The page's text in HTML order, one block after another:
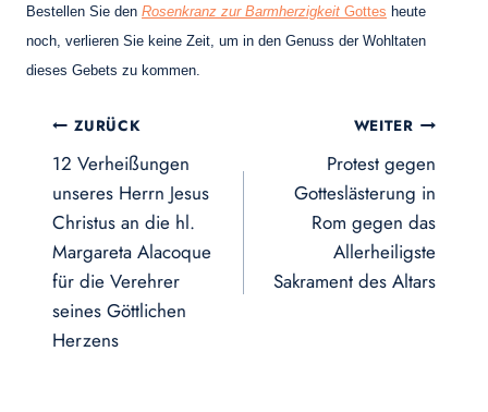
Bestellen Sie den Rosenkranz zur Barmherzigkeit Gottes heute
noch, verlieren Sie keine Zeit, um in den Genuss der Wohltaten
dieses Gebets zu kommen.
Beitragsnavigation
ZURÜCK
12 Verheißungen
unseres Herrn Jesus
Christus an die hl.
Margareta Alacoque
für die Verehrer
seines Göttlichen
Herzens
WEITER
Protest gegen
Gotteslästerung in
Rom gegen das
Allerheiligste
Sakrament des Altars